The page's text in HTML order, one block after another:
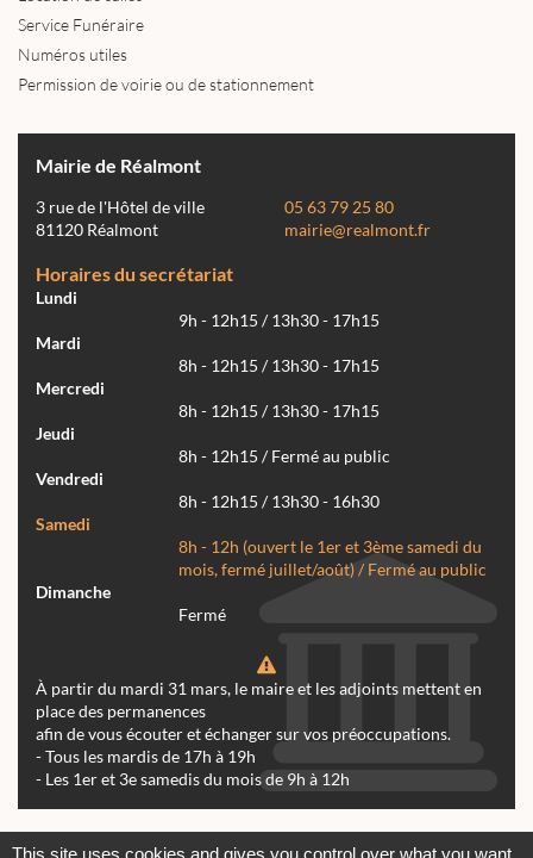
Service Funéraire
Numéros utiles
Permission de voirie ou de stationnement
Mairie de Réalmont
3 rue de l'Hôtel de ville
81120 Réalmont
05 63 79 25 80
mairie@realmont.fr
Horaires du secrétariat
Lundi
9h - 12h15 / 13h30 - 17h15
Mardi
8h - 12h15 / 13h30 - 17h15
Mercredi
8h - 12h15 / 13h30 - 17h15
Jeudi
8h - 12h15 / Fermé au public
Vendredi
8h - 12h15 / 13h30 - 16h30
Samedi
8h - 12h (ouvert le 1er et 3ème samedi du
mois, fermé juillet/août) / Fermé au public
Dimanche
Fermé
À partir du mardi 31 mars, le maire et les adjoints mettent en
place des permanences
afin de vous écouter et échanger sur vos préoccupations.
- Tous les mardis de 17h à 19h
- Les 1er et 3e samedis du mois de 9h à 12h
This site uses cookies and gives you control over what you want